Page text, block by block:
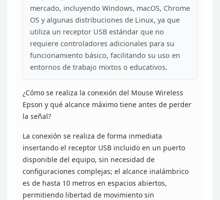
mercado, incluyendo Windows, macOS, Chrome
OS y algunas distribuciones de Linux, ya que
utiliza un receptor USB estándar que no
requiere controladores adicionales para su
funcionamiento básico, facilitando su uso en
entornos de trabajo mixtos o educativos.
¿Cómo se realiza la conexión del Mouse Wireless
Epson y qué alcance máximo tiene antes de perder
la señal?
La conexión se realiza de forma inmediata
insertando el receptor USB incluido en un puerto
disponible del equipo, sin necesidad de
configuraciones complejas; el alcance inalámbrico
es de hasta 10 metros en espacios abiertos,
permitiendo libertad de movimiento sin